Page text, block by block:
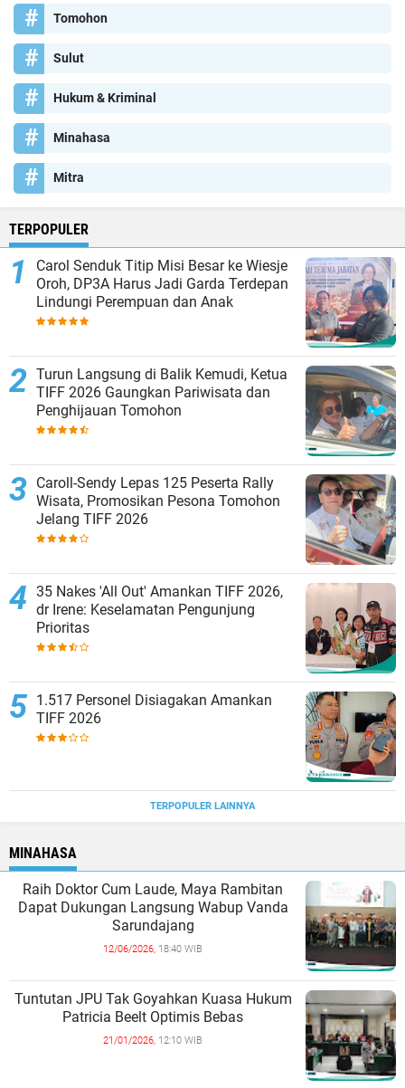
Tomohon
Sulut
Hukum & Kriminal
Minahasa
Mitra
TERPOPULER
Carol Senduk Titip Misi Besar ke Wiesje
Oroh, DP3A Harus Jadi Garda Terdepan
Lindungi Perempuan dan Anak
Turun Langsung di Balik Kemudi, Ketua
TIFF 2026 Gaungkan Pariwisata dan
Penghijauan Tomohon
Caroll-Sendy Lepas 125 Peserta Rally
Wisata, Promosikan Pesona Tomohon
Jelang TIFF 2026
35 Nakes 'All Out' Amankan TIFF 2026,
dr Irene: Keselamatan Pengunjung
Prioritas
1.517 Personel Disiagakan Amankan
TIFF 2026
TERPOPULER LAINNYA
MINAHASA
Raih Doktor Cum Laude, Maya Rambitan
Dapat Dukungan Langsung Wabup Vanda
Sarundajang
12/06/2026, 18:40 WIB
Tuntutan JPU Tak Goyahkan Kuasa Hukum
Patricia Beelt Optimis Bebas
21/01/2026, 12:10 WIB